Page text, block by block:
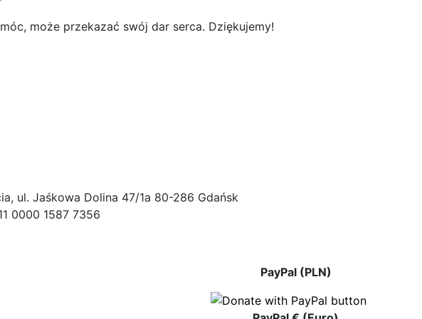
może przekazać swój dar serca. Dziękujemy!
ul. Jaśkowa Dolina 47/1a 80-286 Gdańsk
0000 1587 7356
PayPal (PLN)